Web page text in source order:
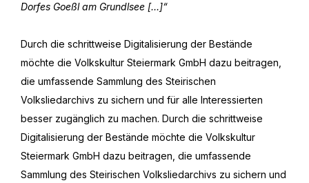
Dorfes Goeßl am Grundlsee […]“
Durch die schrittweise Digitalisierung der Bestände
möchte die Volkskultur Steiermark GmbH dazu beitragen,
die umfassende Sammlung des Steirischen
Volksliedarchivs zu sichern und für alle Interessierten
besser zugänglich zu machen. Durch die schrittweise
Digitalisierung der Bestände möchte die Volkskultur
Steiermark GmbH dazu beitragen, die umfassende
Sammlung des Steirischen Volksliedarchivs zu sichern und